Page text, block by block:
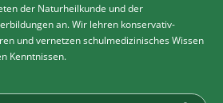
der Naturheilkunde und der
an. Wir lehren konservativ-
und vernetzen schulmedizinisches Wissen
Kenntnissen.